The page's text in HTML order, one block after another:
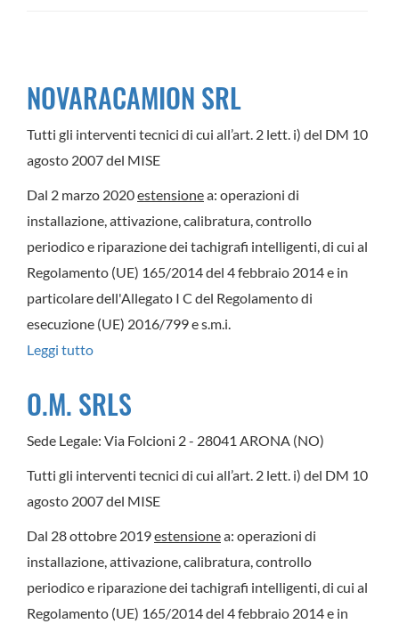
NOVARACAMION SRL
Tutti gli interventi tecnici di cui all’art. 2 lett. i) del DM 10
agosto 2007 del MISE
Dal 2 marzo 2020estensionea: operazioni di
installazione, attivazione, calibratura, controllo
periodico e riparazione dei tachigrafi intelligenti, di cui al
Regolamento (UE) 165/2014 del 4 febbraio 2014 e in
particolare dell'Allegato I C del Regolamento di
esecuzione (UE) 2016/799 e s.m.i.
Leggi tutto
SRL
O.M. SRLS
Sede Legale: Via Folcioni 2 - 28041 ARONA (NO)
Tutti gli interventi tecnici di cui all’art. 2 lett. i) del DM 10
agosto 2007 del MISE
Dal 28 ottobre 2019estensionea: operazioni di
installazione, attivazione, calibratura, controllo
periodico e riparazione dei tachigrafi intelligenti, di cui al
Regolamento (UE) 165/2014 del 4 febbraio 2014 e in